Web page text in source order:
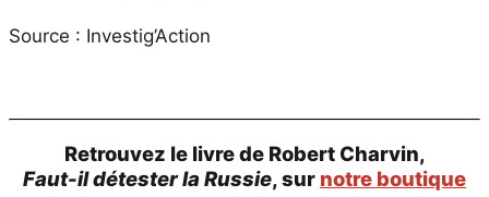
Source : Investig’Action
Retrouvez le livre de Robert Charvin,
Faut-il détester la Russie, sur notre boutique